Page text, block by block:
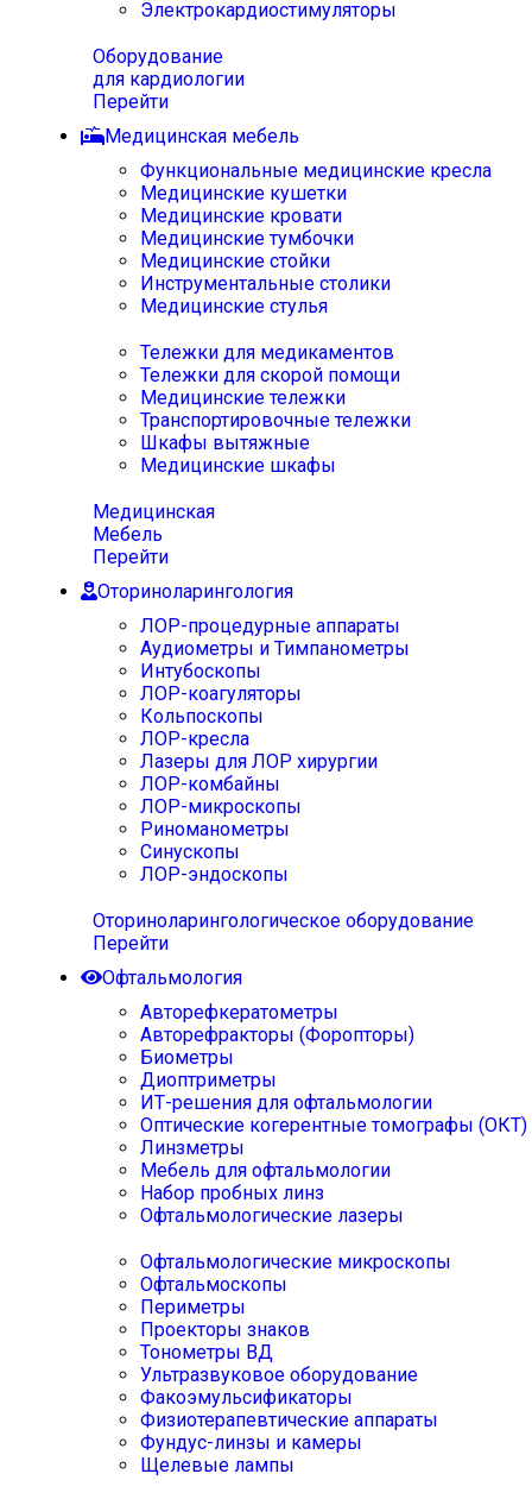
Электрокардиостимуляторы
Оборудование
для кардиологии
Перейти
Медицинская мебель
Функциональные медицинские кресла
Медицинские кушетки
Медицинские кровати
Медицинские тумбочки
Медицинские стойки
Инструментальные столики
Медицинские стулья
Тележки для медикаментов
Тележки для скорой помощи
Медицинские тележки
Транспортировочные тележки
Шкафы вытяжные
Медицинские шкафы
Медицинская
Мебель
Перейти
Оториноларингология
ЛОР-процедурные аппараты
Аудиометры и Тимпанометры
Интубоскопы
ЛОР-коагуляторы
Кольпоскопы
ЛОР-кресла
Лазеры для ЛОР хирургии
ЛОР-комбайны
ЛОР-микроскопы
Риноманометры
Синускопы
ЛОР-эндоскопы
Оториноларингологическое оборудование
Перейти
Офтальмология
Авторефкератометры
Авторефракторы (Форопторы)
Биометры
Диоптриметры
ИТ-решения для офтальмологии
Оптические когерентные томографы (ОКТ)
Линзметры
Мебель для офтальмологии
Набор пробных линз
Офтальмологические лазеры
Офтальмологические микроскопы
Офтальмоскопы
Периметры
Проекторы знаков
Тонометры ВД
Ультразвуковое оборудование
Факоэмульсификаторы
Физиотерапевтические аппараты
Фундус-линзы и камеры
Щелевые лампы